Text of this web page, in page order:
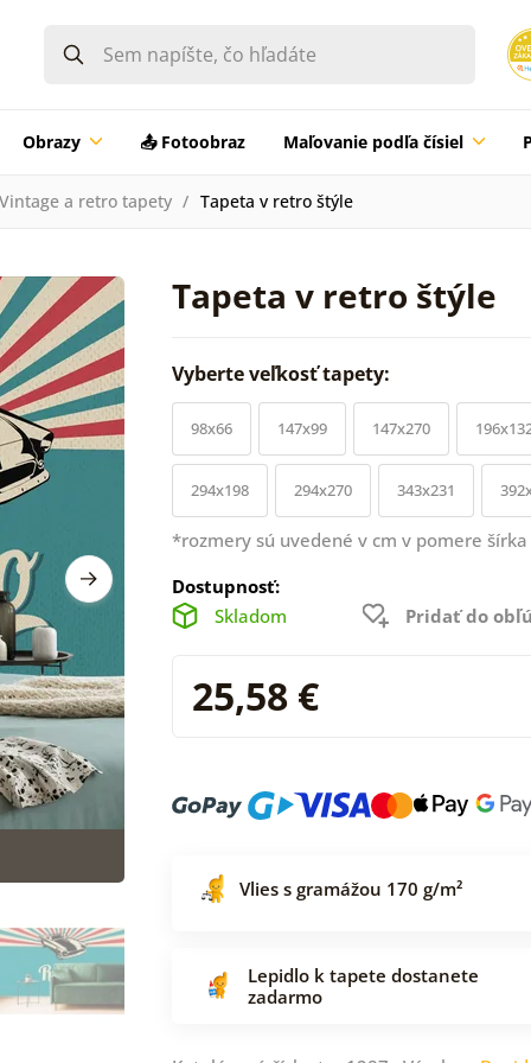
Obrazy 📤 Fotoobraz Maľovanie podľa čísiel
Vintage a retro tapety Tapeta v retro štýle
Tapeta v retro štýle
Vyberte veľkosť tapety:
98x66 147x99 147x270
294x198 294x270 343x231
*rozmery sú uvedené v cm v pomere šírka
Dostupnosť:
Skladom
Pridať do
25,58 €
Vlies s gramážou 170 g/m²
Lepidlo k tapete dostanete
zadarmo